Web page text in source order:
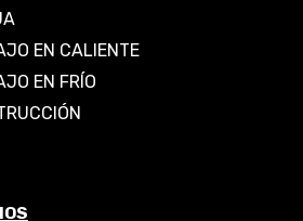
EN CALIENTE
EN FRÍO